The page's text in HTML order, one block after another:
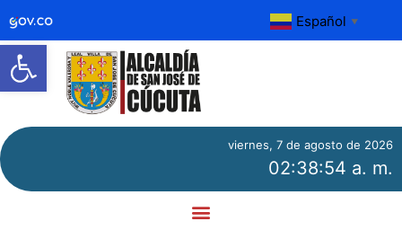
Abrir barra de herramientas
Español ▼
viernes, 7 de agosto de 2026
02:38:54 a. m.